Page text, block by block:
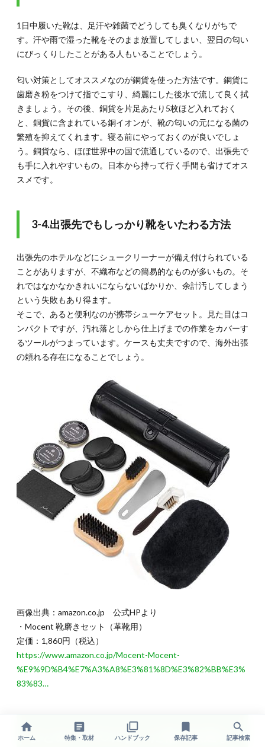
1日中履いた靴は、足汗や雑菌でどうしても臭くなりがちで
す。汗や雨で湿った靴をそのまま放置してしまい、翌日の匂い
にびっくりしたことがある人もいることでしょう。
匂い対策としてオススメなのが銅貨を使った方法です。銅貨に
歯磨き粉をつけて指でこすり、綺麗にした後水で流して良く拭
きましょう。その後、銅貨を片足あたり5枚ほど入れておく
と、銅貨に含まれている銅イオンが、靴の匂いの元になる菌の
繁殖を抑えてくれます。寝る前にやっておくのが良いでしょ
う。銅貨なら、ほぼ世界中の国で流通しているので、出張先で
も手に入れやすいもの。日本から持って行く手間も省けてオス
スメです。
3-4.出張先でもしっかり靴をいたわる方法
出張先のホテルなどにシュークリーナーが備え付けられている
ことがありますが、不織布などの簡易的なものが多いもの。そ
れではなかなかきれいにならないばかりか、余計汚してしまう
という失敗もあり得ます。
そこで、あると便利なのが携帯シューケアセット。見た目はコ
ンパクトですが、汚れ落としから仕上げまでの作業をカバーす
るツールがつまっています。ケースも丈夫ですので、海外出張
の頼れる存在になることでしょう。
画像出典：amazon.co.jp 公式HPより
・Mocent 靴磨きセット（革靴用）
定価：1,860円（税込）
https://www.amazon.co.jp/Mocent-Mocent-
%E9%9D%B4%E7%A3%A8%E3%81%8D%E3%82%BB%E3%
83%83…
まとめ：TPOに合った靴で快適な
ホーム 特集・取材 ハンドブック 保存記事 記事検索